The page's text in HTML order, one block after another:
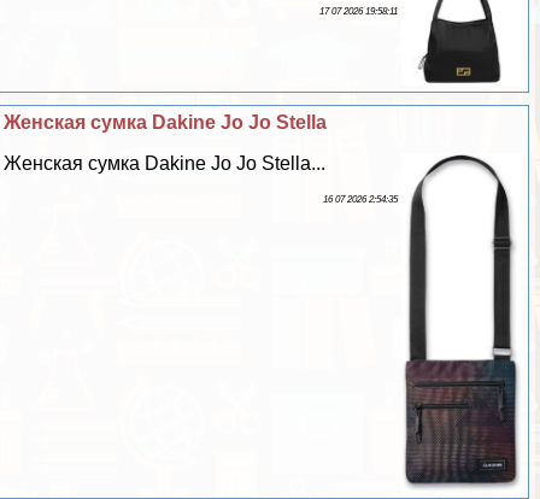
17 07 2026 19:58:11
Женская сумка Dakine Jo Jo Stella
Женская сумка Dakine Jo Jo Stella...
16 07 2026 2:54:35